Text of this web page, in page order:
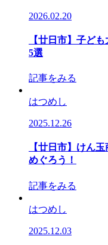
2026.02.20
【廿日市】子ど
5選
記事をみる
はつめし
2025.12.26
【廿日市】けん
めぐろう！
記事をみる
はつめし
2025.12.03